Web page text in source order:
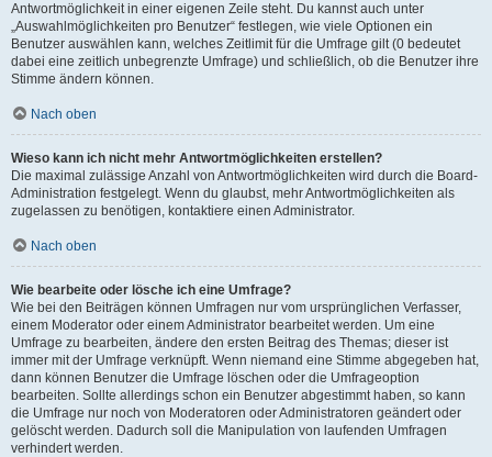
Antwortmöglichkeit in einer eigenen Zeile steht. Du kannst auch unter
„Auswahlmöglichkeiten pro Benutzer“ festlegen, wie viele Optionen ein
Benutzer auswählen kann, welches Zeitlimit für die Umfrage gilt (0 bedeutet
dabei eine zeitlich unbegrenzte Umfrage) und schließlich, ob die Benutzer ihre
Stimme ändern können.
Nach oben
Wieso kann ich nicht mehr Antwortmöglichkeiten erstellen?
Die maximal zulässige Anzahl von Antwortmöglichkeiten wird durch die Board-
Administration festgelegt. Wenn du glaubst, mehr Antwortmöglichkeiten als
zugelassen zu benötigen, kontaktiere einen Administrator.
Nach oben
Wie bearbeite oder lösche ich eine Umfrage?
Wie bei den Beiträgen können Umfragen nur vom ursprünglichen Verfasser,
einem Moderator oder einem Administrator bearbeitet werden. Um eine
Umfrage zu bearbeiten, ändere den ersten Beitrag des Themas; dieser ist
immer mit der Umfrage verknüpft. Wenn niemand eine Stimme abgegeben hat,
dann können Benutzer die Umfrage löschen oder die Umfrageoption
bearbeiten. Sollte allerdings schon ein Benutzer abgestimmt haben, so kann
die Umfrage nur noch von Moderatoren oder Administratoren geändert oder
gelöscht werden. Dadurch soll die Manipulation von laufenden Umfragen
verhindert werden.